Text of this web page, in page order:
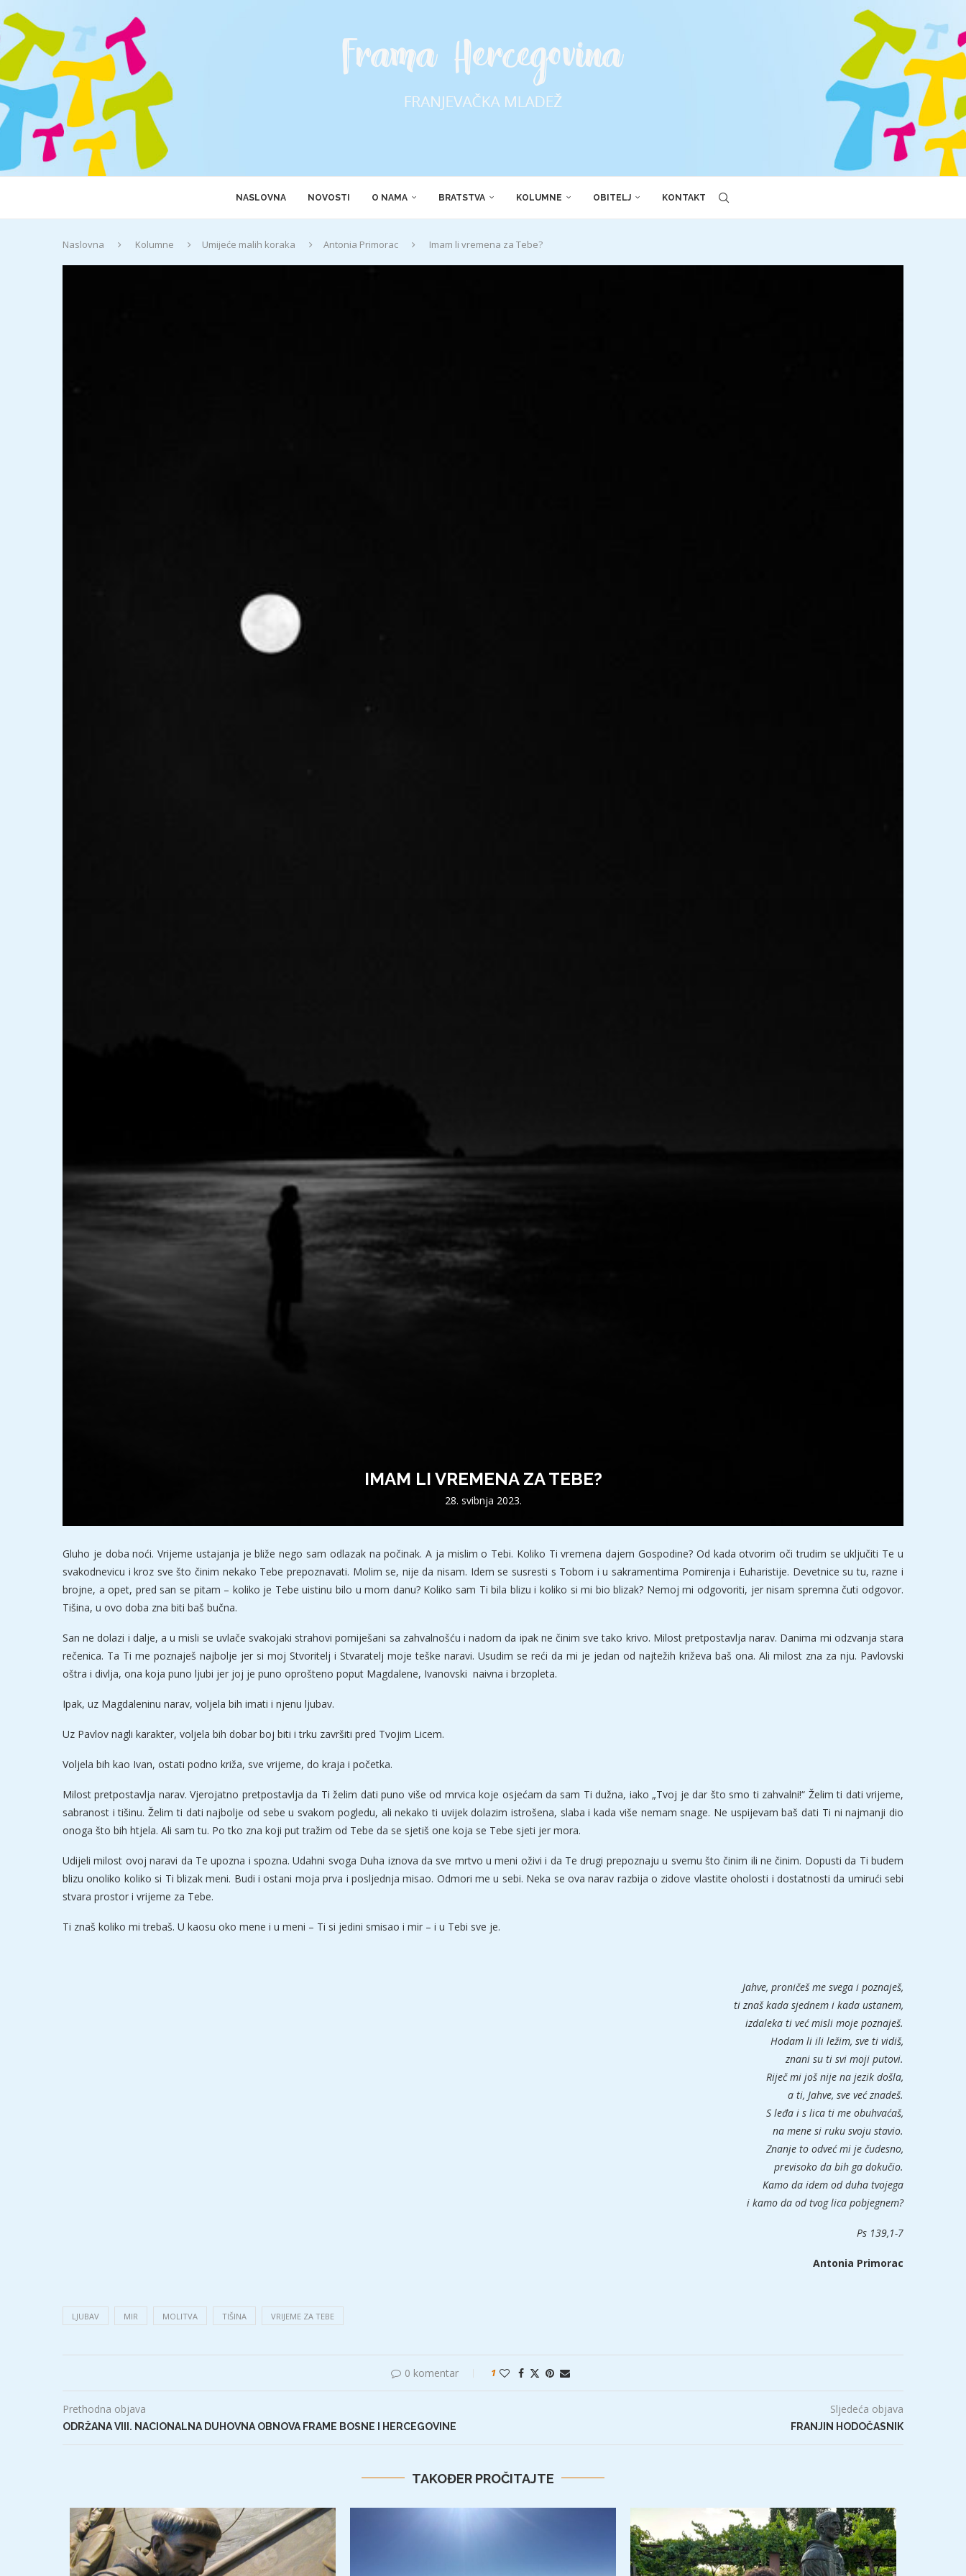
NASLOVNA NOVOSTI O NAMA BRATSTVA KOLUMNE OBITELJ KONTAKT
Naslovna Kolumne Umijeće malih koraka Antonia Primorac Imam li vremena za Tebe?
IMAM LI VREMENA ZA TEBE?
28. svibnja 2023.
Gluho je doba noći. Vrijeme ustajanja je bliže nego sam odlazak na počinak. A ja mislim o Tebi. Koliko Ti vremena dajem Gospodine? Od kada otvorim oči trudim se uključiti Te u
svakodnevicu i kroz sve što činim nekako Tebe prepoznavati. Molim se, nije da nisam. Idem se susresti s Tobom i u sakramentima Pomirenja i Euharistije. Devetnice su tu, razne i
brojne, a opet, pred san se pitam – koliko je Tebe uistinu bilo u mom danu? Koliko sam Ti bila blizu i koliko si mi bio blizak? Nemoj mi odgovoriti, jer nisam spremna čuti odgovor.
Tišina, u ovo doba zna biti baš bučna.
San ne dolazi i dalje, a u misli se uvlače svakojaki strahovi pomiješani sa zahvalnošću i nadom da ipak ne činim sve tako krivo. Milost pretpostavlja narav. Danima mi odzvanja stara
rečenica. Ta Ti me poznaješ najbolje jer si moj Stvoritelj i Stvaratelj moje teške naravi. Usudim se reći da mi je jedan od najtežih križeva baš ona. Ali milost zna za nju. Pavlovski
oštra i divlja, ona koja puno ljubi jer joj je puno oprošteno poput Magdalene, Ivanovski naivna i brzopleta.
Ipak, uz Magdaleninu narav, voljela bih imati i njenu ljubav.
Uz Pavlov nagli karakter, voljela bih dobar boj biti i trku završiti pred Tvojim Licem.
Voljela bih kao Ivan, ostati podno križa, sve vrijeme, do kraja i početka.
Milost pretpostavlja narav. Vjerojatno pretpostavlja da Ti želim dati puno više od mrvica koje osjećam da sam Ti dužna, iako „Tvoj je dar što smo ti zahvalni!“ Želim ti dati vrijeme,
sabranost i tišinu. Želim ti dati najbolje od sebe u svakom pogledu, ali nekako ti uvijek dolazim istrošena, slaba i kada više nemam snage. Ne uspijevam baš dati Ti ni najmanji dio
onoga što bih htjela. Ali sam tu. Po tko zna koji put tražim od Tebe da se sjetiš one koja se Tebe sjeti jer mora.
Udijeli milost ovoj naravi da Te upozna i spozna. Udahni svoga Duha iznova da sve mrtvo u meni oživi i da Te drugi prepoznaju u svemu što činim ili ne činim. Dopusti da Ti budem
blizu onoliko koliko si Ti blizak meni. Budi i ostani moja prva i posljednja misao. Odmori me u sebi. Neka se ova narav razbija o zidove vlastite oholosti i dostatnosti da umirući sebi
stvara prostor i vrijeme za Tebe.
Ti znaš koliko mi trebaš. U kaosu oko mene i u meni – Ti si jedini smisao i mir – i u Tebi sve je.
Jahve, proničeš me svega i poznaješ,
ti znaš kada sjednem i kada ustanem,
izdaleka ti već misli moje poznaješ.
Hodam li ili ležim, sve ti vidiš,
znani su ti svi moji putovi.
Riječ mi još nije na jezik došla,
a ti, Jahve, sve već znadeš.
S leđa i s lica ti me obuhvaćaš,
na mene si ruku svoju stavio.
Znanje to odveć mi je čudesno,
previsoko da bih ga dokučio.
Kamo da idem od duha tvojega
i kamo da od tvog lica pobjegnem?
Ps 139,1-7
Antonia Primorac
LJUBAV MIR MOLITVA TIŠINA VRIJEME ZA TEBE
0 komentar 1
Prethodna objava
ODRŽANA VIII. NACIONALNA DUHOVNA OBNOVA FRAME BOSNE I HERCEGOVINE
Sljedeća objava
FRANJIN HODOČASNIK
TAKOĐER PROČITAJTE